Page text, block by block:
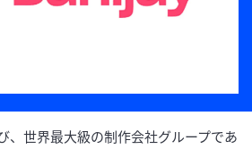
、世界最大級の制作会社グループであ